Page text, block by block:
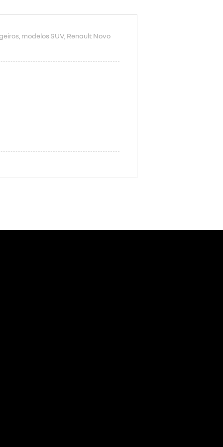
, modelos SUV , Renault Novo